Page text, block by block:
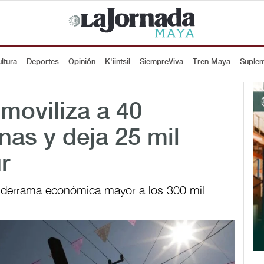
Deportes Opinión K'iintsil SiempreViva Tren Maya
a 40
y deja 25 mil
económica mayor a los 300 mil